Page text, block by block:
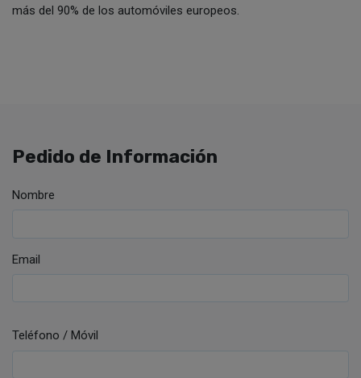
más del 90% de los automóviles europeos.
Pedido de Información
Nombre
Email
Teléfono / Móvil